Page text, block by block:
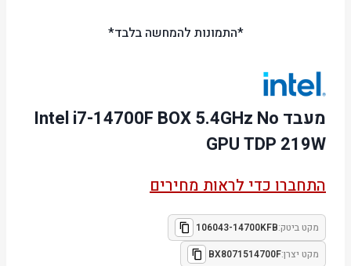
*התמונות להמחשה בלבד*
מעבד Intel i7-14700F BOX 5.4GHz No
GPU TDP 219W
התחברו כדי לראות מחירים
מקט ביטק:106043-14700KFB
מקט יצרן:BX8071514700F